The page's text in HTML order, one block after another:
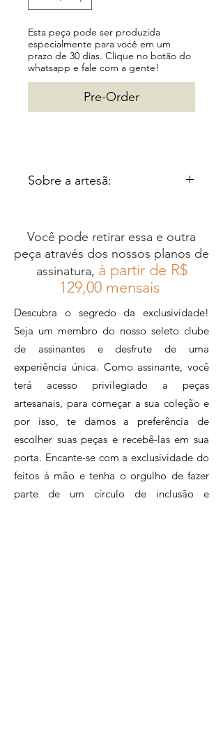
Esta peça pode ser produzida
especialmente para você em um
prazo de 30 dias. Clique no botão do
whatsapp e fale com a gente!
Pre-Order
Sobre a artesã:
Janeiro, especialista na
criação de peças em
macramê e crochê, nas quais
bijuterias únicas e cheias de
riqueza e na diversidade da
cultura ancestral africana,
refletida nas suas criações
através de uma vibrante
mistura de cores e texturas.
Você pode retirar essa e outra
peça através dos nossos planos de
assinatura, à partir de R$
129,00 mensais
Descubra o segredo da exclusividade!
Seja um membro do nosso seleto clube
de assinantes e desfrute de uma
experiência única. Como assinante, você
terá acesso privilegiado a peças
artesanais, para começar a sua coleção e
por isso, te damos a preferência de
escolher suas peças e recebê-las em sua
porta. Encante-se com a exclusividade do
feitos à mão e tenha o orgulho de fazer
parte de um círculo de inclusão e